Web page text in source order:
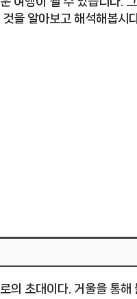
을 알아보고 해석해봅시
의 초대이다. 거울을 통